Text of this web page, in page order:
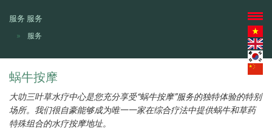
服务 服务
服务
蜗牛按摩
大叻三叶草水疗中心是您充分享受“蜗牛按摩”服务的独特体验的特别
场所。我们很自豪能够成为唯一一家在综合疗法中提供蜗牛和草药
特殊组合的水疗按摩地址。